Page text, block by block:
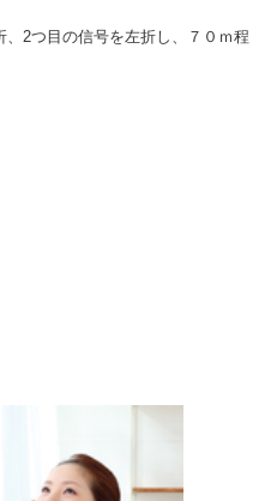
2つ目の信号を左折し、７０ｍ程